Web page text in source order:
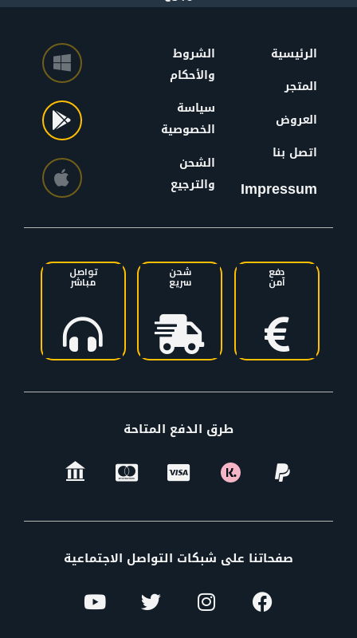
الرئيسية
المتجر
العروض
اتصل بنا
Impressum
الشروط
والأحكام
سياسة
الخصوصية
الشحن
والترجيع
دفع
آمن
شحن
سريع
تواصل
مباشر
طرق الدفع المتاحة
صفحاتنا على شبكات التواصل الاجتماعية